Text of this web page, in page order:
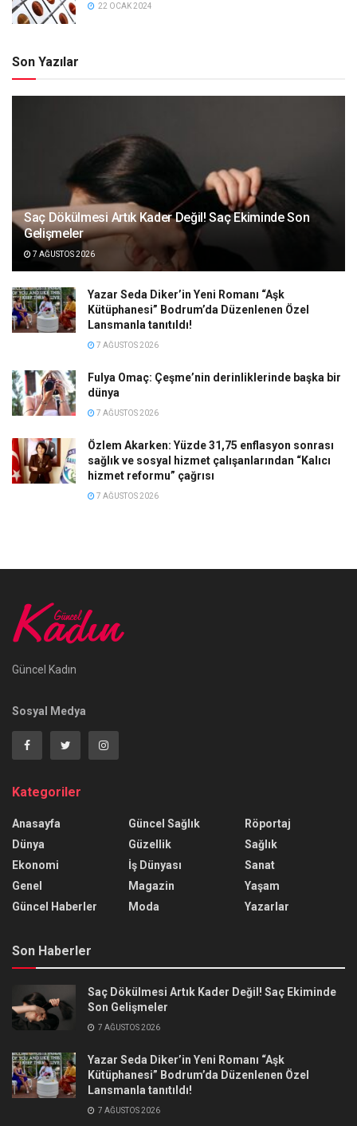
22 OCAK 2024
Son Yazılar
Saç Dökülmesi Artık Kader Değil! Saç Ekiminde Son
Gelişmeler
7 AĞUSTOS 2026
Yazar Seda Diker’in Yeni Romanı “Aşk
Kütüphanesi” Bodrum’da Düzenlenen Özel
Lansmanla tanıtıldı!
7 AĞUSTOS 2026
Fulya Omaç: Çeşme’nin derinliklerinde başka bir
dünya
7 AĞUSTOS 2026
Özlem Akarken: Yüzde 31,75 enflasyon sonrası
sağlık ve sosyal hizmet çalışanlarından “Kalıcı
hizmet reformu” çağrısı
7 AĞUSTOS 2026
Güncel Kadın
Sosyal Medya
Kategoriler
Anasayfa
Dünya
Ekonomi
Genel
Güncel Haberler
Güncel Sağlık
Güzellik
İş Dünyası
Magazin
Moda
Röportaj
Sağlık
Sanat
Yaşam
Yazarlar
Son Haberler
Saç Dökülmesi Artık Kader Değil! Saç Ekiminde
Son Gelişmeler
7 AĞUSTOS 2026
Yazar Seda Diker’in Yeni Romanı “Aşk
Kütüphanesi” Bodrum’da Düzenlenen Özel
Lansmanla tanıtıldı!
7 AĞUSTOS 2026